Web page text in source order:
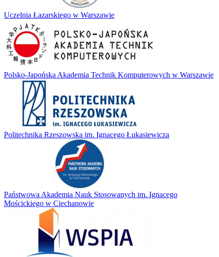
Uczelnia Łazarskiego w Warszawie
Polsko-Japońska Akademia Technik Komputerowych w Warszawie
Politechnika Rzeszowska im. Ignacego Łukasiewicza
Państwowa Akademia Nauk Stosowanych im. Ignacego
Mościckiego w Ciechanowie